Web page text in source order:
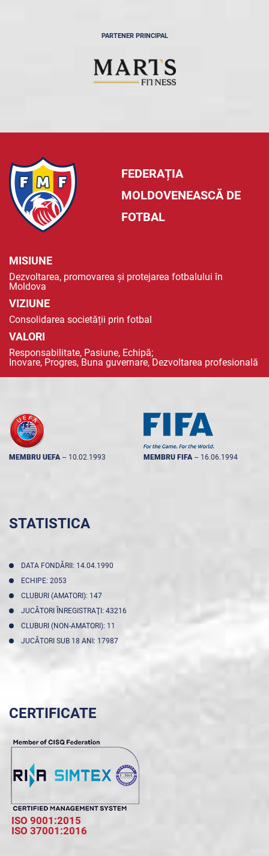
PARTENER PRINCIPAL
FEDERAȚIA
MOLDOVENEASCĂ DE
FOTBAL
MISIUNE
Dezvoltarea, promovarea și protejarea fotbalului în
Moldova
VIZIUNE
Consolidarea societății prin fotbal
VALORI
Responsabilitate, Pasiune, Echipă;
Inovare, Progres, Buna guvernare, Dezvoltarea profesională
MEMBRU UEFA -- 10.02.1993 MEMBRU FIFA -- 16.06.1994
STATISTICA
DATA FONDĂRII: 14.04.1990
ECHIPE: 2053
CLUBURI (AMATORI): 147
JUCĂTORI ÎNREGISTRAŢI: 43216
CLUBURI (NON-AMATORI): 11
JUCĂTORI SUB 18 ANI: 17987
CERTIFICATE
ISO 9001:2015
ISO 37001:2016